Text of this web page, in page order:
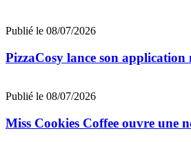
Publié le 08/07/2026
PizzaCosy lance son application
Publié le 08/07/2026
Miss Cookies Coffee ouvre une